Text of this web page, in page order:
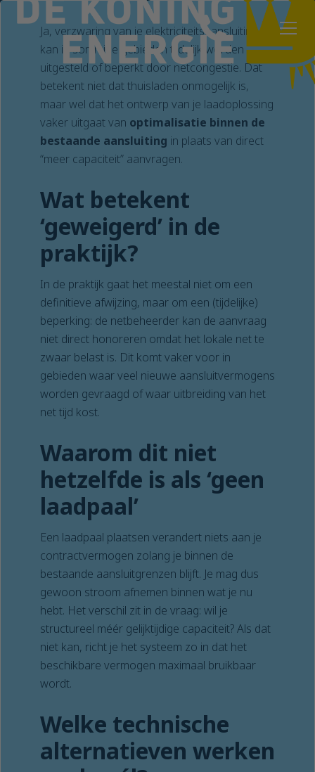
Ja, verzwaring van je elektriciteitsaansluiting
kan in sommige gebieden tijdelijk worden
uitgesteld of beperkt door netcongestie. Dat
betekent niet dat thuisladen onmogelijk is,
maar wel dat het ontwerp van je laadoplossing
vaker uitgaat van optimalisatie binnen de
bestaande aansluiting in plaats van direct
“meer capaciteit” aanvragen.
Wat betekent
‘geweigerd’ in de
praktijk?
In de praktijk gaat het meestal niet om een
definitieve afwijzing, maar om een (tijdelijke)
beperking: de netbeheerder kan de aanvraag
niet direct honoreren omdat het lokale net te
zwaar belast is. Dit komt vaker voor in
gebieden waar veel nieuwe aansluitvermogens
worden gevraagd of waar uitbreiding van het
net tijd kost.
Waarom dit niet
hetzelfde is als ‘geen
laadpaal’
Een laadpaal plaatsen verandert niets aan je
contractvermogen zolang je binnen de
bestaande aansluitgrenzen blijft. Je mag dus
gewoon stroom afnemen binnen wat je nu
hebt. Het verschil zit in de vraag: wil je
structureel méér gelijktijdige capaciteit? Als dat
niet kan, richt je het systeem zo in dat het
beschikbare vermogen maximaal bruikbaar
wordt.
Welke technische
alternatieven werken